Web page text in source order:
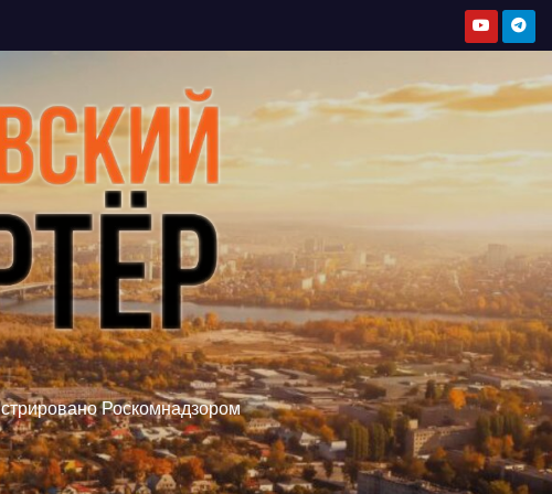
Роскомнадзором